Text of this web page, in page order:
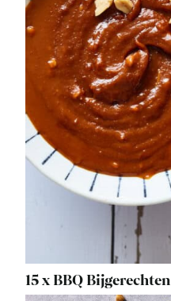
15 x BBQ Bijgerechten